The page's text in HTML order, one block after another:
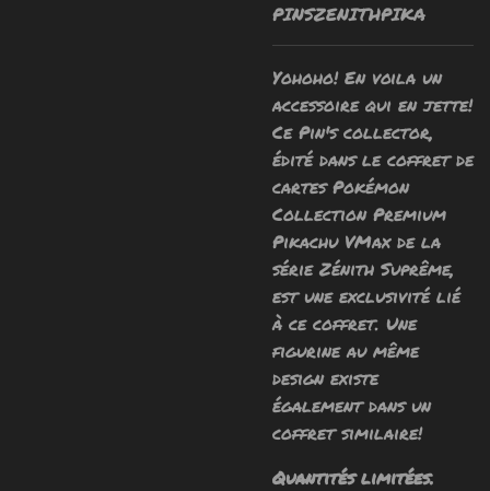
PINSZENITHPIKA
Yohoho! En voila un
accessoire qui en jette!
Ce Pin's collector,
édité dans le coffret de
cartes Pokémon
Collection Premium
Pikachu VMax de la
série Zénith Suprême,
est une exclusivité lié
à ce coffret. Une
figurine au même
design existe
également dans un
coffret similaire!
Quantités limitées.